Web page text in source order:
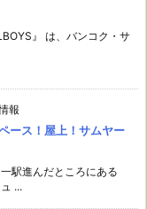
』 は、バンコク・サ
報
ース！屋上！サムヤー
駅進んだところにある
...